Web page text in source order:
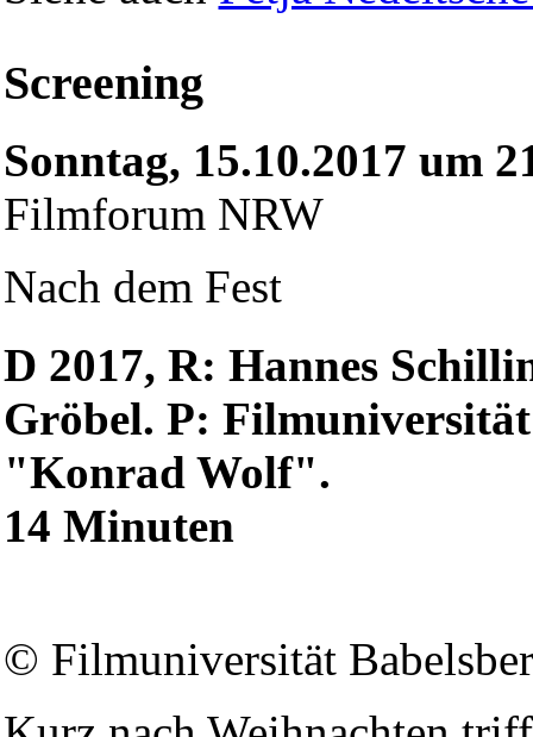
Screening
Sonntag, 15.10.2017 um
Filmforum NRW
Nach dem Fest
D 2017, R: Hannes
Gröbel. P:
"Konrad Wolf".
14 Minuten
© Filmuniversität